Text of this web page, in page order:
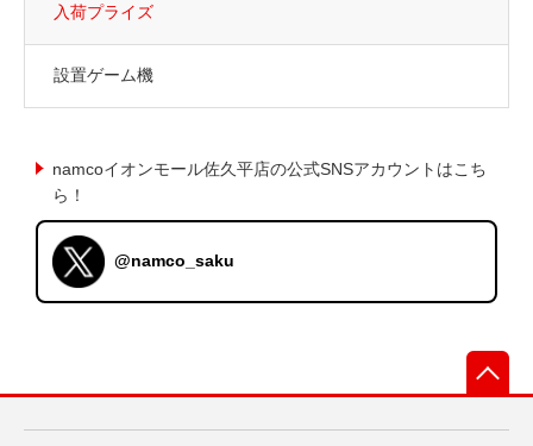
入荷プライズ
設置ゲーム機
namcoイオンモール佐久平店の公式SNSアカウントはこち
ら！
@namco_saku